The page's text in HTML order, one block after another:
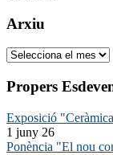
Arxiu
Arxiu
Propers
Exposició
1 juny 26
Ponència "El nou